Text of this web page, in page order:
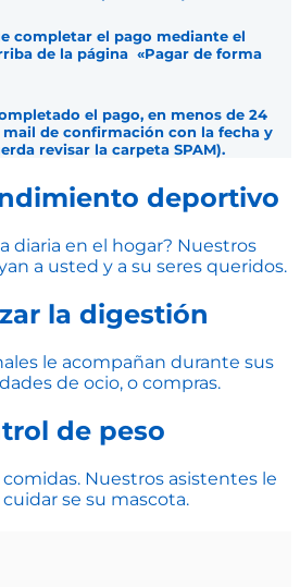
completar el pago mediante el
de la página «Pagar de forma
el pago, en menos de 24
mail de confirmación con la fecha y
revisar la carpeta SPAM).
deportivo
diaria en el hogar? Nuestros
a usted y a su seres queridos.
la digestión
le acompañan durante sus
de ocio, o compras.
de peso
comidas. Nuestros asistentes le
se su mascota.